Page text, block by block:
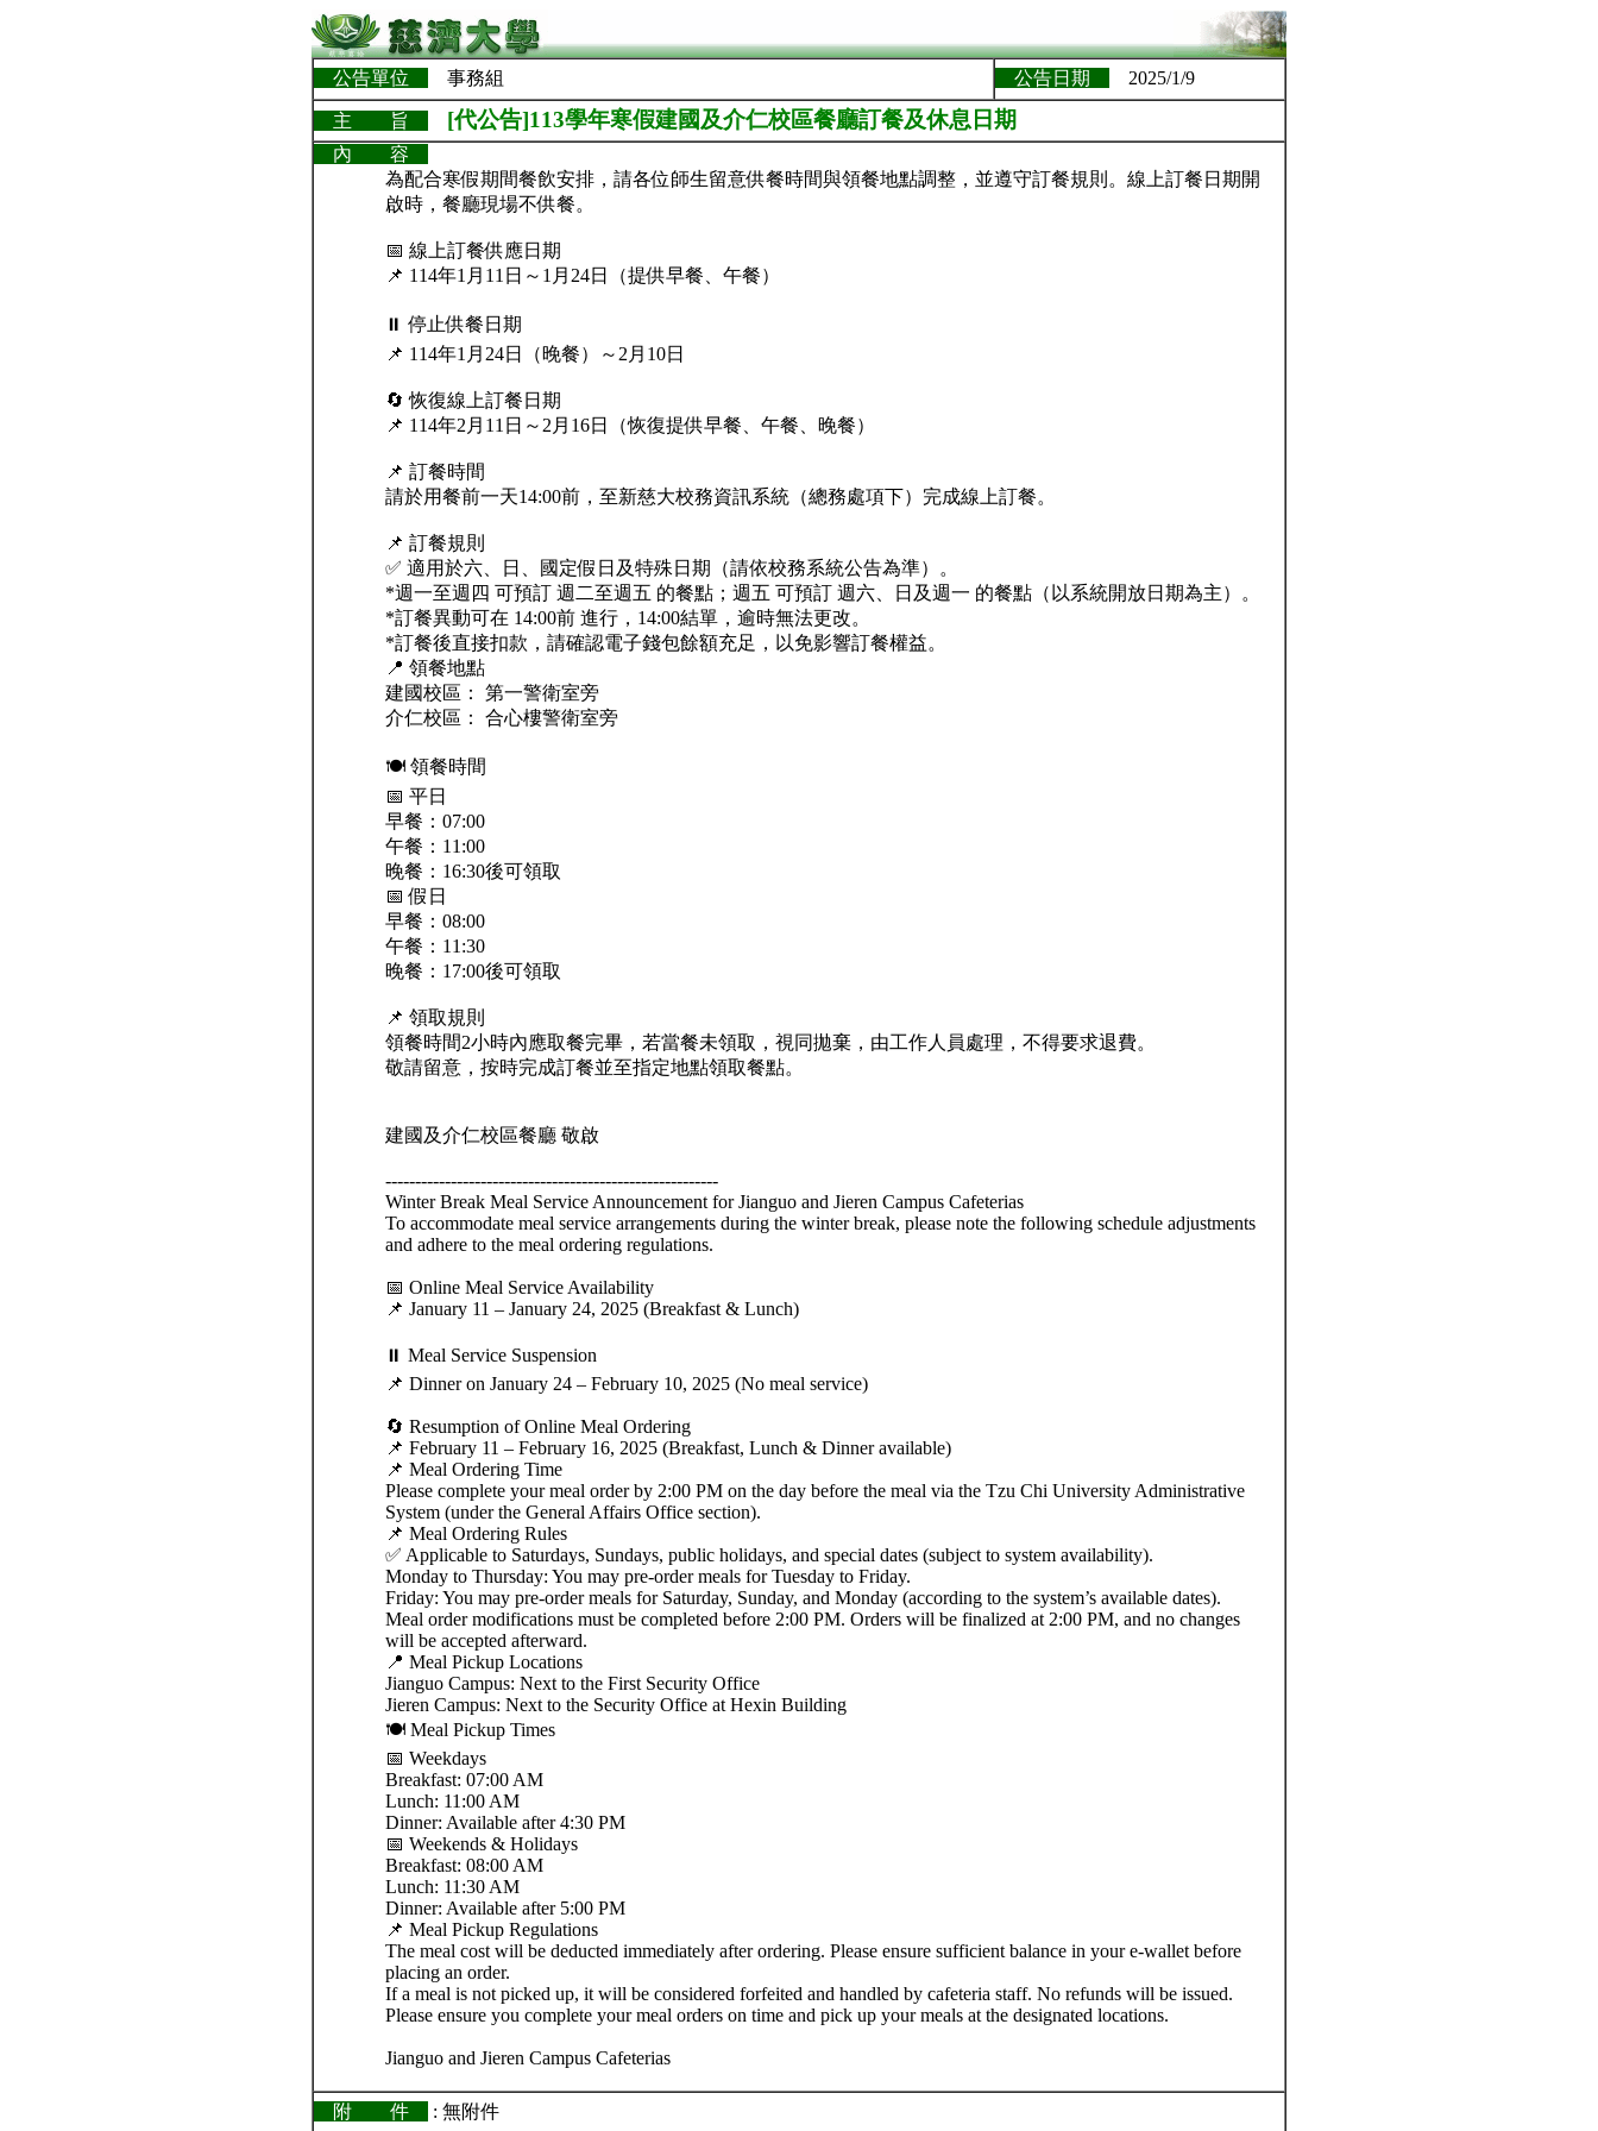
公告單位 事務組 公告日期 2025/1/9
主 旨 [代公告]113學年寒假建國及介仁校區餐廳訂餐及休息日期
內 容
為配合寒假期間餐飲安排，請各位師生留意供餐時間與領餐地點調整，並遵守訂餐規則。線上訂餐日期開
啟時，餐廳現場不供餐。
📅 線上訂餐供應日期
📌 114年1月11日～1月24日（提供早餐、午餐）
⏸ 停止供餐日期
📌 114年1月24日（晚餐）～2月10日
🔄 恢復線上訂餐日期
📌 114年2月11日～2月16日（恢復提供早餐、午餐、晚餐）
📌 訂餐時間
請於用餐前一天14:00前，至新慈大校務資訊系統（總務處項下）完成線上訂餐。
📌 訂餐規則
✅ 適用於六、日、國定假日及特殊日期（請依校務系統公告為準）。
*週一至週四 可預訂 週二至週五 的餐點；週五 可預訂 週六、日及週一 的餐點（以系統開放日期為主）。
*訂餐異動可在 14:00前 進行，14:00結單，逾時無法更改。
*訂餐後直接扣款，請確認電子錢包餘額充足，以免影響訂餐權益。
📍 領餐地點
建國校區： 第一警衛室旁
介仁校區： 合心樓警衛室旁
🍽 領餐時間
📅 平日
早餐：07:00
午餐：11:00
晚餐：16:30後可領取
📅 假日
早餐：08:00
午餐：11:30
晚餐：17:00後可領取
📌 領取規則
領餐時間2小時內應取餐完畢，若當餐未領取，視同拋棄，由工作人員處理，不得要求退費。
敬請留意，按時完成訂餐並至指定地點領取餐點。
建國及介仁校區餐廳 敬啟
--------------------------------------------------------
Winter Break Meal Service Announcement for Jianguo and Jieren Campus Cafeterias
To accommodate meal service arrangements during the winter break, please note the following schedule adjustments
and adhere to the meal ordering regulations.
📅 Online Meal Service Availability
📌 January 11 – January 24, 2025 (Breakfast & Lunch)
⏸ Meal Service Suspension
📌 Dinner on January 24 – February 10, 2025 (No meal service)
🔄 Resumption of Online Meal Ordering
📌 February 11 – February 16, 2025 (Breakfast, Lunch & Dinner available)
📌 Meal Ordering Time
Please complete your meal order by 2:00 PM on the day before the meal via the Tzu Chi University Administrative
System (under the General Affairs Office section).
📌 Meal Ordering Rules
✅ Applicable to Saturdays, Sundays, public holidays, and special dates (subject to system availability).
Monday to Thursday: You may pre-order meals for Tuesday to Friday.
Friday: You may pre-order meals for Saturday, Sunday, and Monday (according to the system’s available dates).
Meal order modifications must be completed before 2:00 PM. Orders will be finalized at 2:00 PM, and no changes
will be accepted afterward.
📍 Meal Pickup Locations
Jianguo Campus: Next to the First Security Office
Jieren Campus: Next to the Security Office at Hexin Building
🍽 Meal Pickup Times
📅 Weekdays
Breakfast: 07:00 AM
Lunch: 11:00 AM
Dinner: Available after 4:30 PM
📅 Weekends & Holidays
Breakfast: 08:00 AM
Lunch: 11:30 AM
Dinner: Available after 5:00 PM
📌 Meal Pickup Regulations
The meal cost will be deducted immediately after ordering. Please ensure sufficient balance in your e-wallet before
placing an order.
If a meal is not picked up, it will be considered forfeited and handled by cafeteria staff. No refunds will be issued.
Please ensure you complete your meal orders on time and pick up your meals at the designated locations.
Jianguo and Jieren Campus Cafeterias
附 件 : 無附件